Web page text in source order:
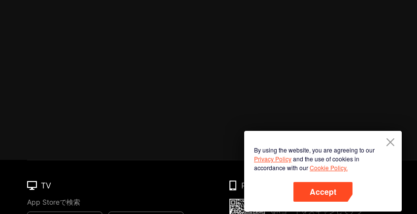
By using the website, you are agreeing to our
Privacy Policyand the use of cookies in
accordance with ourCookie Policy.
Accept
TV
App Storeで検索
Phone
QRコードをスキャンしてアプ